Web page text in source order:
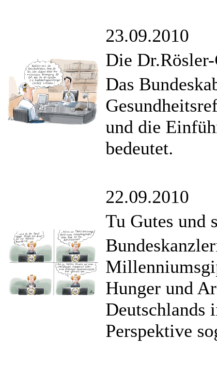
23.09.2010
Die
Das
und die
bedeutet.
22.09.2010
Tu Gutes und
Hunger und
Deutschlands
Perspektive